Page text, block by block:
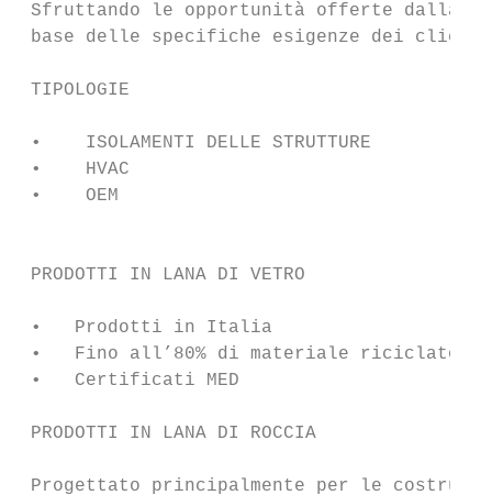
Sfruttando le opportunità offerte dalla
base delle specifiche esigenze dei
TIPOLOGIE
•    ISOLAMENTI DELLE STRUTTURE
•    HVAC
•    OEM
PRODOTTI IN LANA DI VETRO
•   Prodotti in Italia
•   Fino all’80% di materiale riciclato
•   Certificati MED
PRODOTTI IN LANA DI ROCCIA
Progettato principalmente per le